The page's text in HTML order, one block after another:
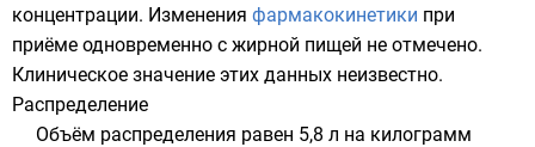
концентрации. Изменения фармакокинетики при
приёме одновременно с жирной пищей не отмечено.
Клиническое значение этих данных неизвестно.
Распределение
Объём распределения равен 5,8 л на килограмм